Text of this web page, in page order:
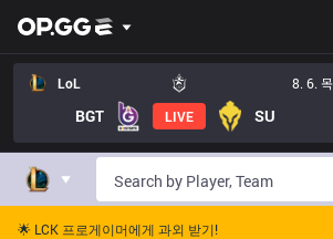
LoL 8. 6. 목
BGT LIVE SU
🌟 LCK 프로게이머에게 과외 받기!